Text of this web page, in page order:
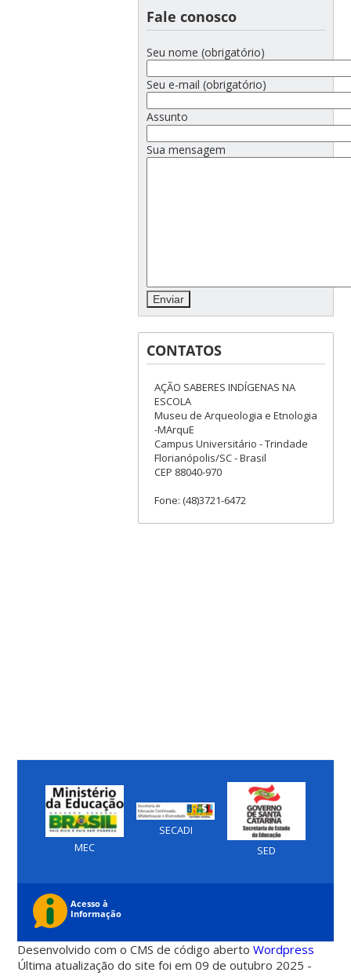
Fale conosco
Seu nome (obrigatório)
Seu e-mail (obrigatório)
Assunto
Sua mensagem
CONTATOS
AÇÃO SABERES INDÍGENAS NA
ESCOLA
Museu de Arqueologia e Etnologia
-MArquE
Campus Universitário - Trindade
Florianópolis/SC - Brasil
CEP 88040-970
Fone: (48)3721-6472
MEC
SECADI
SED
Desenvolvido com o CMS de código abertoWordpress
Última atualização do site foi em 09 de outubro 2025 -